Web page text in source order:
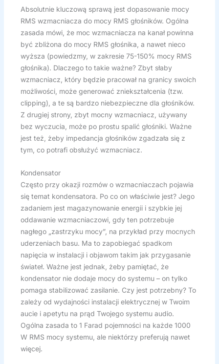
Absolutnie kluczową sprawą jest dopasowanie mocy
RMS wzmacniacza do mocy RMS głośników. Ogólna
zasada mówi, że moc wzmacniacza na kanał powinna
być zbliżona do mocy RMS głośnika, a nawet nieco
wyższa (powiedzmy, w zakresie 75-150% mocy RMS
głośnika). Dlaczego to takie ważne? Zbyt słaby
wzmacniacz, który będzie pracował na granicy swoich
możliwości, może generować zniekształcenia (tzw.
clipping), a te są bardzo niebezpieczne dla głośników.
Z drugiej strony, zbyt mocny wzmacniacz, używany
bez wyczucia, może po prostu spalić głośniki. Ważne
jest też, żeby impedancja głośników zgadzała się z
tym, co potrafi obsłużyć wzmacniacz.
Kondensator
Często przy okazji rozmów o wzmacniaczach pojawia
się temat kondensatora. Po co on właściwie jest? Jego
zadaniem jest magazynowanie energii i szybkie jej
oddawanie wzmacniaczowi, gdy ten potrzebuje
nagłego „zastrzyku mocy”, na przykład przy mocnych
uderzeniach basu. Ma to zapobiegać spadkom
napięcia w instalacji i objawom takim jak przygasanie
świateł. Ważne jest jednak, żeby pamiętać, że
kondensator nie dodaje mocy do systemu – on tylko
pomaga stabilizować zasilanie. Czy jest potrzebny? To
zależy od wydajności instalacji elektrycznej w Twoim
aucie i apetytu na prąd Twojego systemu audio.
Ogólna zasada to 1 Farad pojemności na każde 1000
W RMS mocy systemu, ale niektórzy preferują nawet
więcej.